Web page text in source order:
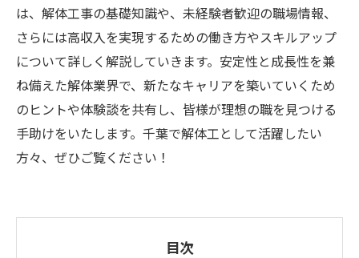
は、解体工事の基礎知識や、未経験者歓迎の職場情報、
さらには高収入を実現するための働き方やスキルアップ
について詳しく解説していきます。安定性と成長性を兼
ね備えた解体業界で、新たなキャリアを築いていくため
のヒントや体験談を共有し、皆様が理想の職を見つける
手助けをいたします。千葉で解体工として活躍したい
方々、ぜひご覧ください！
目次